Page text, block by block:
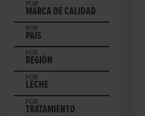
POR
MARCA DE CALIDAD
POR
PAIS
POR
REGIÓN
POR
LECHE
POR
TRATAMIENTO